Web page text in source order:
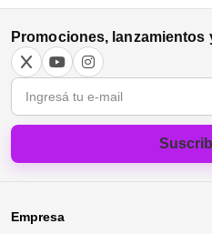
Promociones, lanzamientos
Correo electrónico
Empresa